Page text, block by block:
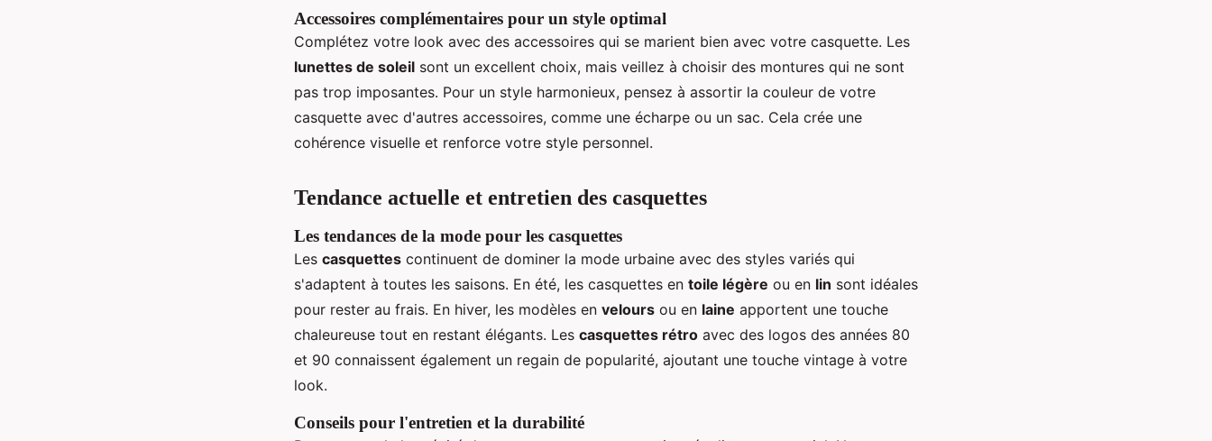
Accessoires complémentaires pour un style optimal
Complétez votre look avec des accessoires qui se marient bien avec votre casquette. Les
lunettes de soleil sont un excellent choix, mais veillez à choisir des montures qui ne sont
pas trop imposantes. Pour un style harmonieux, pensez à assortir la couleur de votre
casquette avec d'autres accessoires, comme une écharpe ou un sac. Cela crée une
cohérence visuelle et renforce votre style personnel.
Tendance actuelle et entretien des casquettes
Les tendances de la mode pour les casquettes
Les casquettes continuent de dominer la mode urbaine avec des styles variés qui
s'adaptent à toutes les saisons. En été, les casquettes en toile légère ou en lin sont idéales
pour rester au frais. En hiver, les modèles en velours ou en laine apportent une touche
chaleureuse tout en restant élégants. Les casquettes rétro avec des logos des années 80
et 90 connaissent également un regain de popularité, ajoutant une touche vintage à votre
look.
Conseils pour l'entretien et la durabilité